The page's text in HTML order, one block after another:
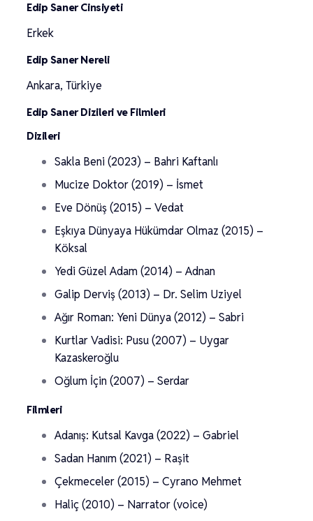
Edip Saner Cinsiyeti
Erkek
Edip Saner Nereli
Ankara, Türkiye
Edip Saner Dizileri ve Filmleri
Dizileri
Sakla Beni (2023) – Bahri Kaftanlı
Mucize Doktor (2019) – İsmet
Eve Dönüş (2015) – Vedat
Eşkıya Dünyaya Hükümdar Olmaz (2015) –
Köksal
Yedi Güzel Adam (2014) – Adnan
Galip Derviş (2013) – Dr. Selim Uziyel
Ağır Roman: Yeni Dünya (2012) – Sabri
Kurtlar Vadisi: Pusu (2007) – Uygar
Kazaskeroğlu
Oğlum İçin (2007) – Serdar
Filmleri
Adanış: Kutsal Kavga (2022) – Gabriel
Sadan Hanım (2021) – Raşit
Çekmeceler (2015) – Cyrano Mehmet
Haliç (2010) – Narrator (voice)